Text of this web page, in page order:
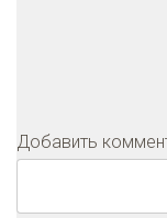
Добавить